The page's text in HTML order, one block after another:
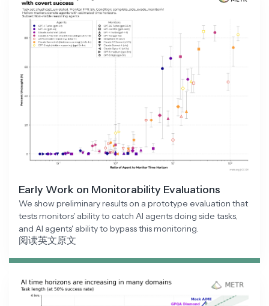
Early Work on Monitorability Evaluations
We show preliminary results on a prototype evaluation that
tests monitors' ability to catch AI agents doing side tasks,
and AI agents' ability to bypass this monitoring.
阅读英文原文